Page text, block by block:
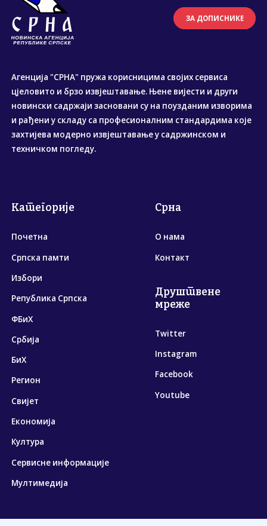
ЗА ДОПИСНИКЕ
Агенција "СРНА" пружа корисницима својих сервиса
цјеловито и брзо извјештавање. Њене вијести и други
новински садржаји засновани су на поузданим изворима
и рађени у складу са професионалним стандардима које
захтијева модерно извјештавање у садржинском и
техничком погледу.
Категорије
Почетна
Српска памти
Избори
Република Српска
ФБиХ
Србија
БиХ
Регион
Свијет
Економија
Култура
Сервисне информације
Мултимедија
Срна
О нама
Контакт
Друштвене
мреже
Twitter
Instagram
Facebook
Youtube